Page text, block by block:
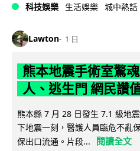
科技娛樂 生活娛樂 城中熱話
Lawton 1 日
熊本地震手術室驚
人、逃生門 網民讚
熊本縣 7 月 28 日發生 7.1 級地
下地震一刻，醫護人員臨危不亂
保出口流通。片段...
閱讀全文